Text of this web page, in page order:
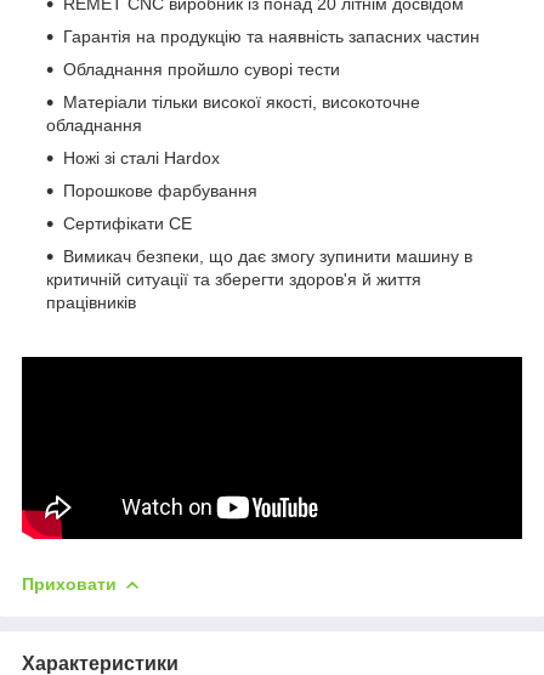
Гарантія на продукцію та наявність запасних частин
Обладнання пройшло суворі тести
Матеріали тільки високої якості, високоточне
обладнання
Ножі зі сталі Hardox
Порошкове фарбування
Сертифікати СЕ
Вимикач безпеки, що дає змогу зупинити машину в
критичній ситуації та зберегти здоров'я й життя
працівників
Приховати
Характеристики